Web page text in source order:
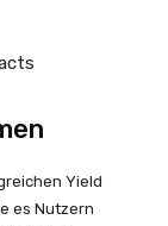
Yield
es Nutzern